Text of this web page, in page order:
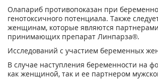
Олапариб противопоказан при
генотоксичного потенциала. Также
женщинам, которые являются
принимающих препарат Линпарза®.
Исследований с участием беременных
В случае наступления беременности на
как женщиной, так и ее партнером